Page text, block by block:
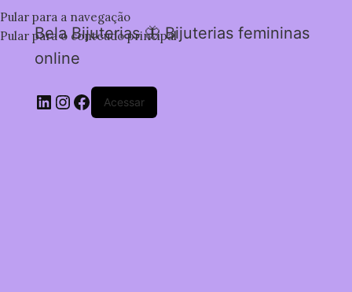
Pular para a navegação
Pular para o conteúdo principal
Bela Bijuterias 🦋 Bijuterias femininas
online
Acessar